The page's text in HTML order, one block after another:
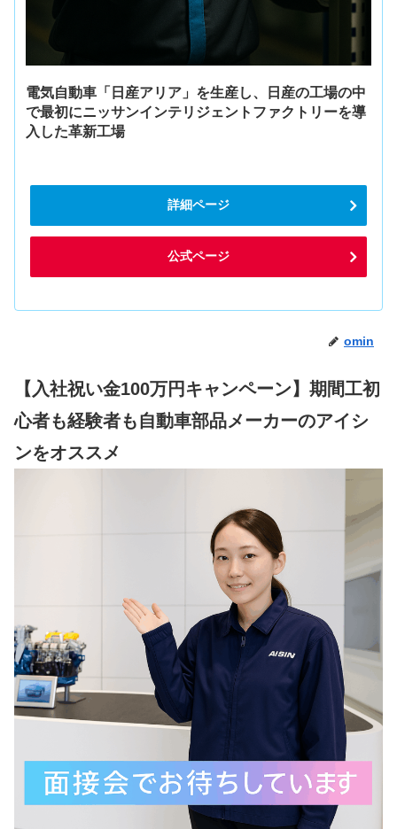
電気自動車「日産アリア」を生産し、日産の工場の中
で最初にニッサンインテリジェントファクトリーを導
入した革新工場
詳細ページ
公式ページ
omin
【入社祝い金100万円キャンペーン】期間工初
心者も経験者も自動車部品メーカーのアイシ
ンをオススメ